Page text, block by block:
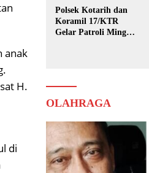
anak
H.
di
Polsek Kotarih dan
Koramil 17/KTR
Gelar Patroli Minggu
OLAHRAGA